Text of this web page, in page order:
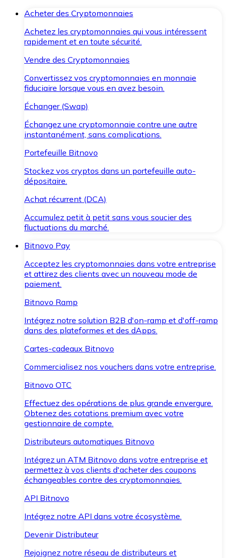
Acheter des Cryptomonnaies
Achetez les cryptomonnaies qui vous intéressent
rapidement et en toute sécurité.
Vendre des Cryptomonnaies
Convertissez vos cryptomonnaies en monnaie
fiduciaire lorsque vous en avez besoin.
Échanger (Swap)
Échangez une cryptomonnaie contre une autre
instantanément, sans complications.
Portefeuille Bitnovo
Stockez vos cryptos dans un portefeuille auto-
dépositaire.
Achat récurrent (DCA)
Accumulez petit à petit sans vous soucier des
fluctuations du marché.
Bitnovo Pay
Acceptez les cryptomonnaies dans votre entreprise
et attirez des clients avec un nouveau mode de
paiement.
Bitnovo Ramp
Intégrez notre solution B2B d'on-ramp et d'off-ramp
dans des plateformes et des dApps.
Cartes-cadeaux Bitnovo
Commercialisez nos vouchers dans votre entreprise.
Bitnovo OTC
Effectuez des opérations de plus grande envergure.
Obtenez des cotations premium avec votre
gestionnaire de compte.
Distributeurs automatiques Bitnovo
Intégrez un ATM Bitnovo dans votre entreprise et
permettez à vos clients d'acheter des coupons
échangeables contre des cryptomonnaies.
API Bitnovo
Intégrez notre API dans votre écosystème.
Devenir Distributeur
Rejoignez notre réseau de distributeurs et